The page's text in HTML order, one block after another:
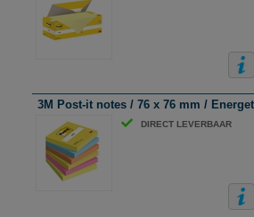
3M Post-it notes / 76 x 76 mm /
DIRECT LEVERBAAR